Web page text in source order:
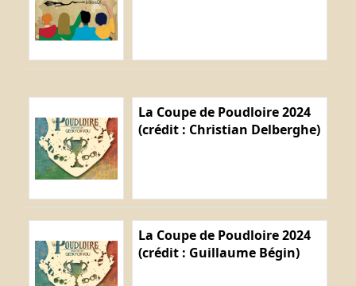
La Coupe de Poudloire 2024
(crédit : Christian Delberghe)
La Coupe de Poudloire 2024
(crédit : Guillaume Bégin)